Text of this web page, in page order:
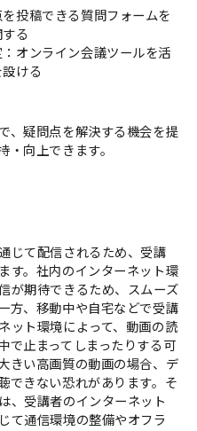
投稿できる質問フォームを
る
オンライン会議ツールを活
ける
、疑問点を解決する機会を提
向上できます。
じて配信されるため、受講
す。社内のインターネット環
が期待できるため、スムーズ
方、移動中や自宅などで受講
ット環境によって、動画の読
で止まってしまったりする可
きい高画質の動画の場合、デ
できない恐れがあります。そ
、受講者のインターネット
て通信環境の整備やオフラ